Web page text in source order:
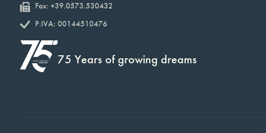
Fax: +39.0573.530432
P.IVA: 00144510476
75 Years of growing dreams